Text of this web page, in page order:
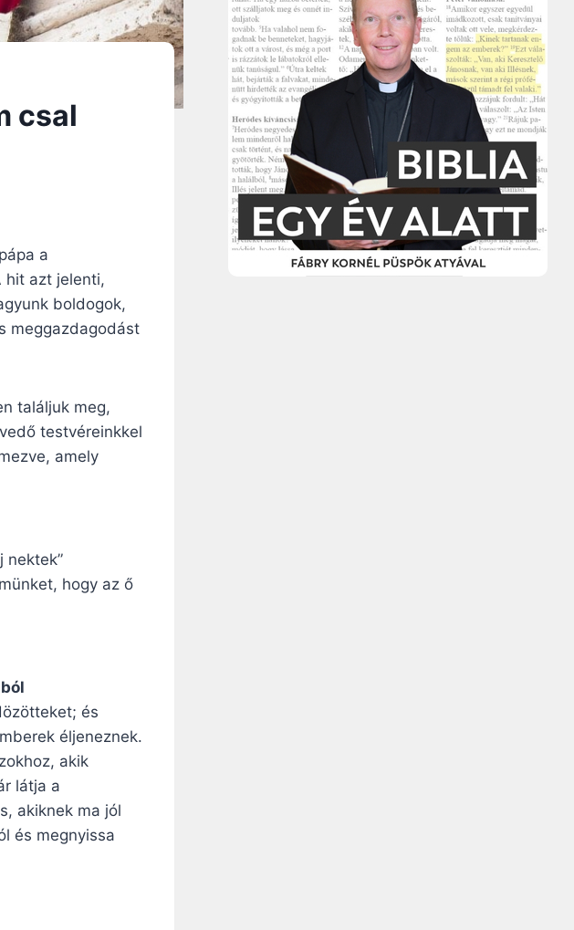
csal
a
hit azt jelenti,
boldogok,
meggazdagodást
találjuk meg,
testvéreinkkel
amely
nektek”
hogy az ő
és
éljeneznek.
akik
látja a
akiknek ma jól
és megnyissa